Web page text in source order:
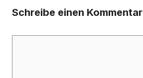
Schreibe einen Kommentar